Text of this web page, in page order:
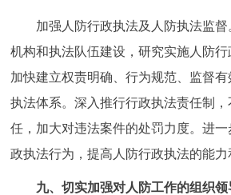
加强人防行政执法及人防执法监督
机构和执法队伍建设，研究实施人防行
加快建立权责明确、行为规范、监督
执法体系。深入推行行政执法责任制
任，加大对违法案件的处罚力度。进
政执法行为，提高人防行政执法的能力
九、切实加强对人防工作的组织领